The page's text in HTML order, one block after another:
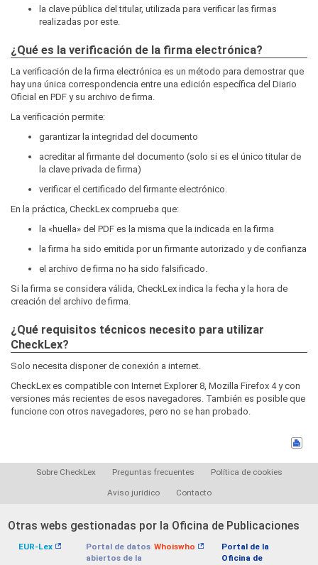
la clave pública del titular, utilizada para verificar las firmas
realizadas por este.
¿Qué es la verificación de la firma electrónica?
La verificación de la firma electrónica es un método para demostrar que
hay una única correspondencia entre una edición específica del Diario
Oficial en PDF y su archivo de firma.
La verificación permite:
garantizar la integridad del documento
acreditar al firmante del documento (solo si es el único titular de
la clave privada de firma)
verificar el certificado del firmante electrónico.
En la práctica, CheckLex comprueba que:
la «huella» del PDF es la misma que la indicada en la firma
la firma ha sido emitida por un firmante autorizado y de confianza
el archivo de firma no ha sido falsificado.
Si la firma se considera válida, CheckLex indica la fecha y la hora de
creación del archivo de firma.
¿Qué requisitos técnicos necesito para utilizar
CheckLex?
Solo necesita disponer de conexión a internet.
CheckLex es compatible con Internet Explorer 8, Mozilla Firefox 4 y con
versiones más recientes de esos navegadores. También es posible que
funcione con otros navegadores, pero no se han probado.
Sobre CheckLex Preguntas frecuentes Política de cookies
Aviso jurídico Contacto
Otras webs gestionadas por la Oficina de Publicaciones
EUR-Lex
Portal de datos
abiertos de la
Whoiswho
Portal de la
Oficina de